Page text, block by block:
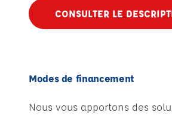
CONSULTER LE
Modes de financement
Nous vous apportons des